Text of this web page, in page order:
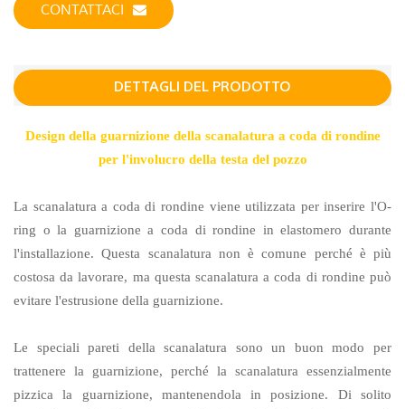
CONTATTACI
DETTAGLI DEL PRODOTTO
Design della guarnizione della scanalatura a coda di rondine
per l'involucro della testa del pozzo
La scanalatura a coda di rondine viene utilizzata per inserire l'O-
ring o la guarnizione a coda di rondine in elastomero durante
l'installazione. Questa scanalatura non è comune perché è più
costosa da lavorare, ma questa scanalatura a coda di rondine può
evitare l'estrusione della guarnizione.
Le speciali pareti della scanalatura sono un buon modo per
trattenere la guarnizione, perché la scanalatura essenzialmente
pizzica la guarnizione, mantenendola in posizione. Di solito